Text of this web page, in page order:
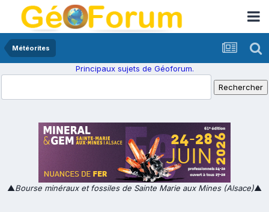
Météorites
Principaux sujets de Géoforum.
▲Bourse minéraux et fossiles de Sainte Marie aux Mines (Alsace)▲